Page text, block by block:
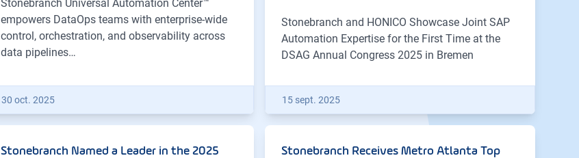
Stonebranch Universal Automation Center™
empowers DataOps teams with enterprise-wide
control, orchestration, and observability across
data pipelines…
30 oct. 2025
Stonebranch and HONICO Showcase Joint SAP
Automation Expertise for the First Time at the
DSAG Annual Congress 2025 in Bremen
15 sept. 2025
Stonebranch Named a Leader in the 2025
Stonebranch Receives Metro Atlanta Top